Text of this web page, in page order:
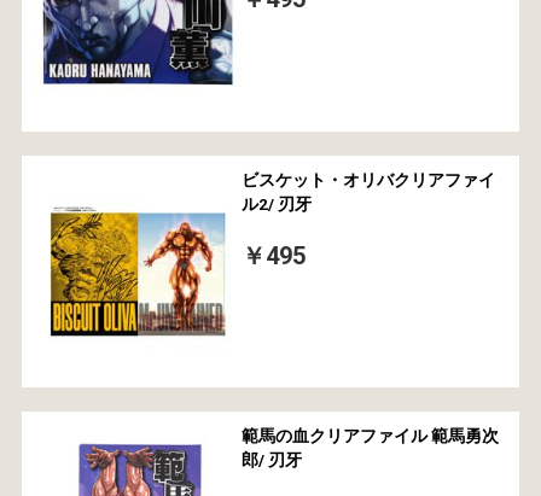
ビスケット・オリバクリアファイ
ル2/ 刃牙
￥495
範馬の血クリアファイル 範馬勇次
郎/ 刃牙